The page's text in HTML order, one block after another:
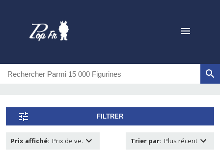
FILTRER
Prix affiché: Prix de ve. Trier par: Plus récent